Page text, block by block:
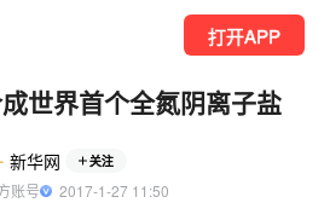
打开APP
世界首个全氮阴离子盐
新华网 关注
账号
  2017-1-27 11:50